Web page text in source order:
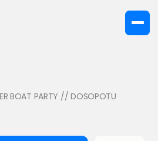
BOAT PARTY // DOSOPOTU